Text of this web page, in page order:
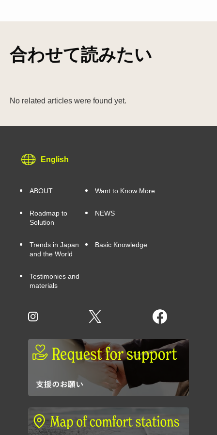
合わせて読みたい
No related articles were found yet.
English
ABOUT Want to Know More
Roadmap to
Solution
NEWS
Trends in Japan
and the World
Basic Knowledge
Testimonies and
materials